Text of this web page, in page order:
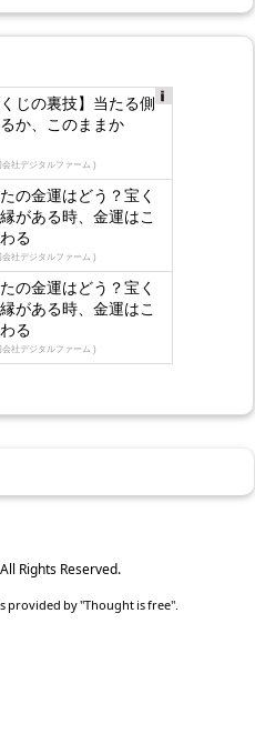
gly
くじの裏技】当たる側
か、このままか
会社デジタルファーム )
の金運はどう？宝く
がある時、金運はこ
る
会社デジタルファーム )
の金運はどう？宝く
がある時、金運はこ
る
会社デジタルファーム )
Rights Reserved.
provided by "Thought is free".